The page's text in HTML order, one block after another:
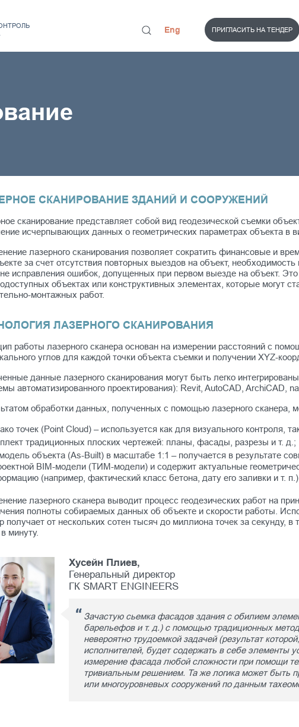
Eng ПРИГЛАСИТЬ НА ТЕНДЕР
СКАНИРОВАНИЕ ЗДАНИЙ И СООРУЖЕНИЙ
сканирование представляет собой вид геодезической съемки
исчерпывающих данных о геометрических параметрах объекта в
лазерного сканирования позволяет сократить финансовые и
за счет отсутствия повторных выездов на объект,
исправления ошибок, допущенных при первом выезде на объект.
объектах или конструктивных элементах, которые могут
монтажных работ.
ЛАЗЕРНОГО СКАНИРОВАНИЯ
работы лазерного сканера основан на измерении расстояний с
углов для каждой точки объекта съемки и получении XYZ-
данные лазерного сканирования могут быть легко
автоматизированного проектирования): Revit, AutoCAD, ArchiCAD,
обработки данных, полученных с помощью лазерного сканера,
точек (Point Cloud) – используется как для визуального контроля,
традиционных плоских чертежей: планы, фасады, разрезы и т. д.;
объекта (As-Built) в масштабе 1:1 – получается в результате
BIM-модели (ТИМ-модели) и содержит актуальные
(например, фактический класс бетона, дату его заливки и т. п.).
лазерного сканера выводит процесс геодезических работ на
полноты собираемых данных об объекте и скорости работы.
получает от нескольких сотен тысяч до миллиона точек за секунду, в
минуту.
Хусейн Плиев,
Генеральный директор
ГК SMART ENGINEERS
Зачастую сьемка фасадов здания с обилием
барельефов и т. д.) с помощью традиционных
невероятно трудоемкой задачей (результат
исполнителей, будет содержать в себе элементы
измерение фасада любой сложности при помощи
тривиальным решением. Та же логика может быть
или многоуровневых сооружений по данным